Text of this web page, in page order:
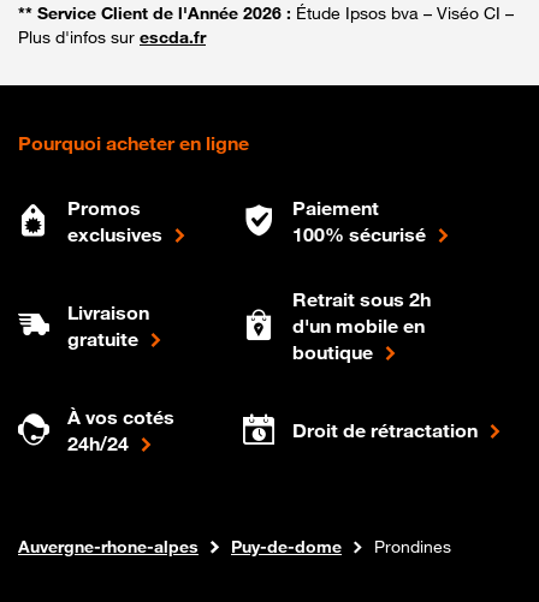
** Service Client de l'Année 2026 : Étude Ipsos bva – Viséo CI –
Plus d'infos sur escda.fr
Pourquoi acheter en ligne
Promos
exclusives
Paiement
100% sécurisé
Livraison
gratuite
Retrait sous 2h
d'un mobile en
boutique
À vos cotés
24h/24
Droit de rétractation
Boutique Orange
Internet fibre
Auvergne-rhone-alpes Puy-de-dome Prondines